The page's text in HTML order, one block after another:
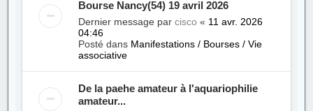
Bourse Nancy(54) 19 avril 2026
Dernier message parcisco « 11 avr. 2026
04:46
Posté dans Manifestations / Bourses / Vie
associative
De la paehe amateur à l'aquariophilie
amateur...